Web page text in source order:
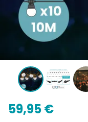
59,95 €